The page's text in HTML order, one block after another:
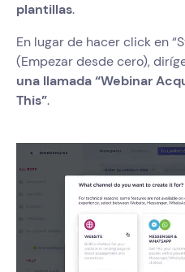
plantillas.
En lugar de hacer click en
(Empezar desde cero),
una llamada “Webinar
This”.